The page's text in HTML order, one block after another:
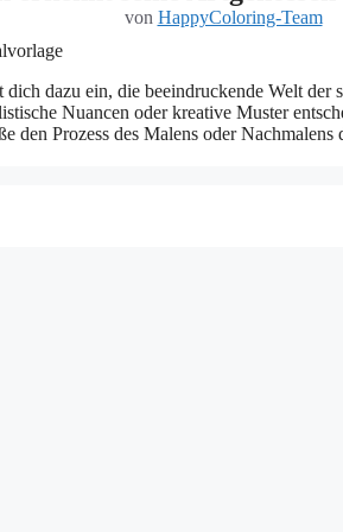
von HappyColoring-Team
dazu ein, die beeindruckende Welt
Nuancen oder kreative Muster
Prozess des Malens oder